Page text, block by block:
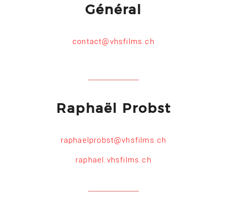
Général
contact@vhsfilms.ch
Raphaël Probst
raphaelprobst@vhsfilms.ch
raphael.vhsfilms.ch